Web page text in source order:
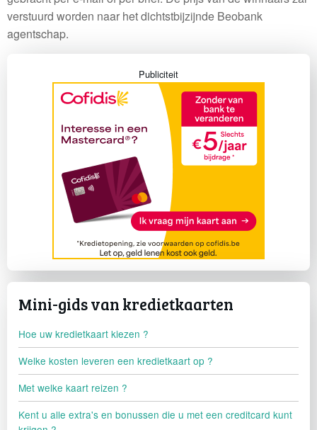
verstuurd worden naar het dichtstbijzijnde Beobank
agentschap.
Publiciteit
Mini-gids van kredietkaarten
Hoe uw kredietkaart kiezen ?
Welke kosten leveren een kredietkaart op ?
Met welke kaart reizen ?
Kent u alle extra's en bonussen die u met een creditcard kunt